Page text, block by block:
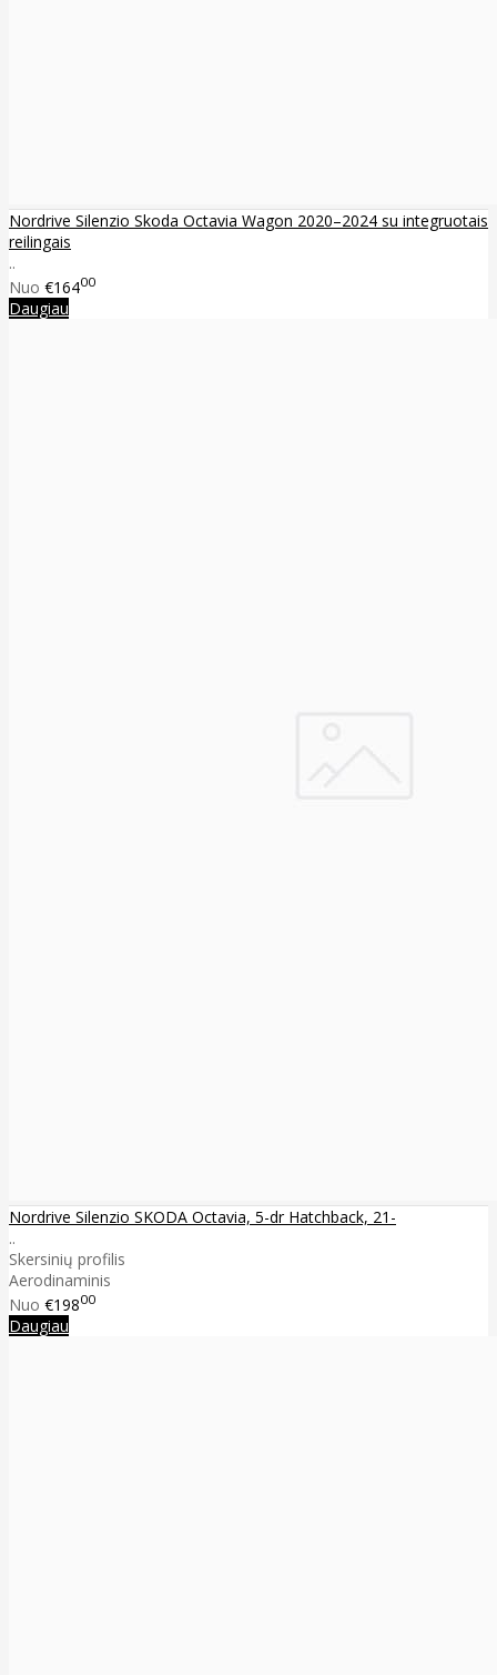
Nordrive Silenzio Skoda Octavia Wagon 2020–2024 su integruotais
reilingais
..
Nuo €16400
Daugiau
Nordrive Silenzio SKODA Octavia, 5-dr Hatchback, 21-
..
Skersinių profilis
Aerodinaminis
Nuo €19800
Daugiau